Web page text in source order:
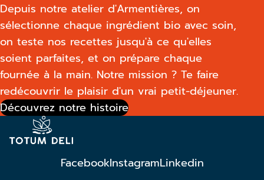
Depuis notre atelier d'Armentières, on
sélectionne chaque ingrédient bio avec soin,
on teste nos recettes jusqu'à ce qu'elles
soient parfaites, et on prépare chaque
fournée à la main. Notre mission ? Te faire
redécouvrir le plaisir d'un vrai petit-déjeuner.
Découvrez notre histoire
FacebookInstagramLinkedin